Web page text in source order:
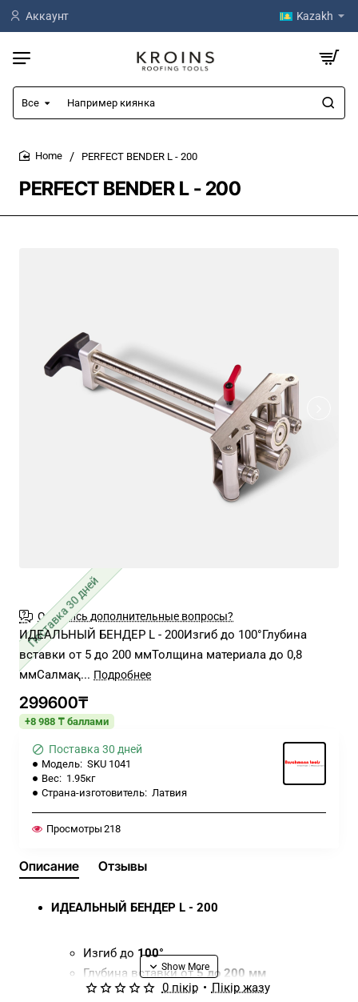
Аккаунт Kazakh
Все
Например
киянка
PERFECT BENDER L - 200
PERFECT BENDER L - 200
Поставка 30 дней
Остались дополнительные вопросы?
ИДЕАЛЬНЫЙ БЕНДЕР L - 200Изгиб до 100°Глубина
вставки от 5 до 200 ммТолщина материала до 0,8
ммСалмақ...
0 пікір • Пікір жазу
299600₸
+8 988 ₸ баллами
Поставка 30 дней
Модель: SKU 1041
Вес: 1.95кг
Страна-изготовитель: Латвия
Просмотры 218
Описание Отзывы
ИДЕАЛЬНЫЙ БЕНДЕР L - 200
Изгиб до 100°
Глубина вставки от5 до 200 мм
Толщина материала до0,8 мм